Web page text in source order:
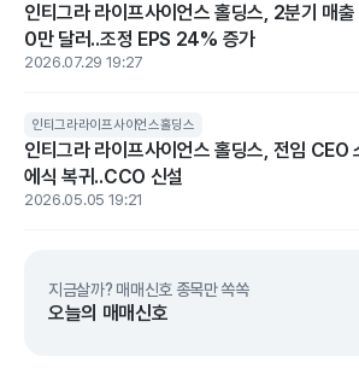
인티그라 라이프사이언스 홀딩스, 2분기 매
0만 달러..조정 EPS 24% 증가
2026.07.29 19:27
인티그라라이프사이언스홀딩스
인티그라 라이프사이언스 홀딩스, 전임 CEO
에식 복귀..CCO 신설
2026.05.05 19:21
지금살까? 매매신호 종목만 쏙쏙
오늘의 매매신호